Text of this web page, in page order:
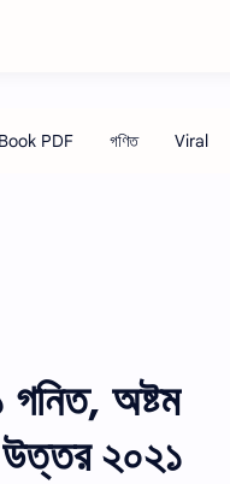
গনিত, অষ্টম
উত্তর ২০২১